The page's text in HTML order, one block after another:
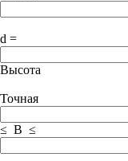
d =
Высота
Точная
≤ B ≤